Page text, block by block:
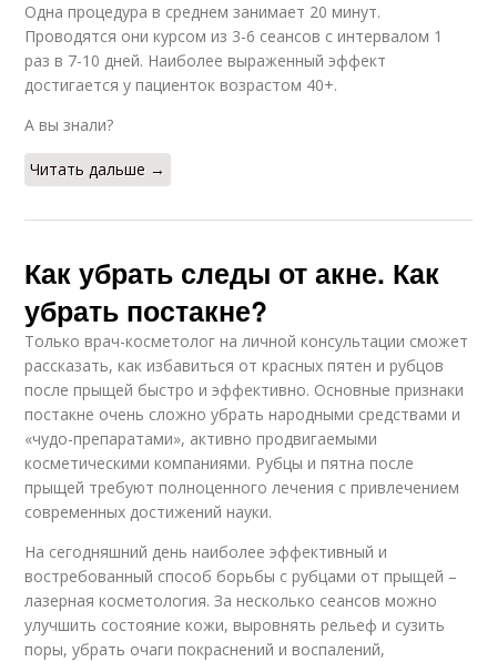
Одна процедура в среднем занимает 20 минут.
Проводятся они курсом из 3-6 сеансов с интервалом 1
раз в 7-10 дней. Наиболее выраженный эффект
достигается у пациенток возрастом 40+.
А вы знали?
Читать дальше →
Как убрать следы от акне. Как
убрать постакне?
Только врач-косметолог на личной консультации сможет
рассказать, как избавиться от красных пятен и рубцов
после прыщей быстро и эффективно. Основные признаки
постакне очень сложно убрать народными средствами и
«чудо-препаратами», активно продвигаемыми
косметическими компаниями. Рубцы и пятна после
прыщей требуют полноценного лечения с привлечением
современных достижений науки.
На сегодняшний день наиболее эффективный и
востребованный способ борьбы с рубцами от прыщей –
лазерная косметология. За несколько сеансов можно
улучшить состояние кожи, выровнять рельеф и сузить
поры, убрать очаги покраснений и воспалений,